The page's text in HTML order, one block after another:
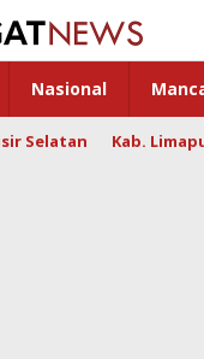
Nasional
Selatan Kab.